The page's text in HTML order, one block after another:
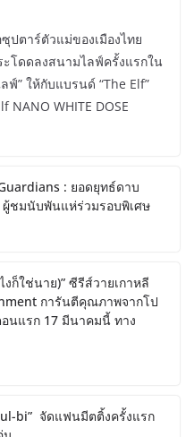
ปตาร์ตัวแม่ของเมืองไทย
ะโดดลงสนามไลฟ์ครั้งแรกใน
ฟ์” ให้กับแบรนด์ “The Elf”
NANO WHITE DOSE
: ยอดยุทธ์ดาบ
ชมนับพันแห่ร่วมรอบพิเศษ
งก็ใช่นาย)” ซีรีส์วายเกาหลี
การันตีคุณภาพจากโป
นแรก 17 มีนาคมนี้ ทาง
bi” จัดแฟนมีตติ้งครั้งแรก